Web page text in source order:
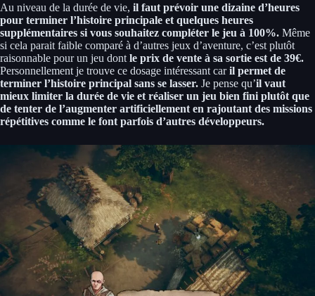
Au niveau de la durée de vie, il faut prévoir une dizaine d’heures
pour terminer l’histoire principale et quelques heures
supplémentaires si vous souhaitez compléter le jeu à 100%. Même
si cela parait faible comparé à d’autres jeux d’aventure, c’est plutôt
raisonnable pour un jeu dont le prix de vente à sa sortie est de 39€.
Personnellement je trouve ce dosage intéressant caril permet de
terminer l’histoire principal sans se lasser. Je pense qu’il vaut
mieux limiter la durée de vie et réaliser un jeu bien fini plutôt que
de tenter de l’augmenter artificiellement en rajoutant des missions
répétitives comme le font parfois d’autres développeurs.